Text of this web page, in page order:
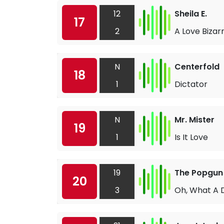
17
12
2
Sheila E.
A Love
18
N
1
Centerfold
Dictator
19
N
1
Mr. Mister
Is It Love
20
19
3
The Popgun
Oh, What A